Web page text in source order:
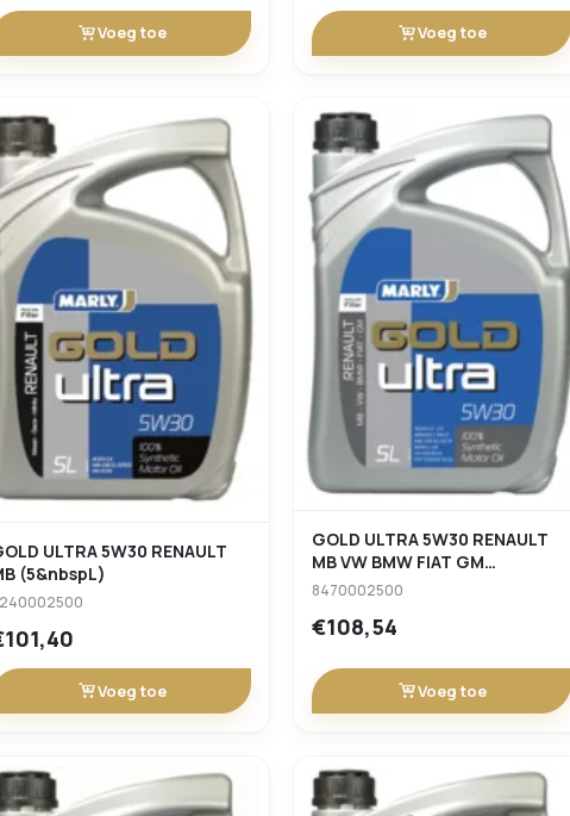
Voeg toe Voeg toe
ULTRA 5W30 RENAULT
(5&nbspL)
Voeg toe
GOLD ULTRA 5W30 RENAULT
MB VW BMW FIAT GM
(5&nbspL)
8470002500
€108,54
Voeg toe